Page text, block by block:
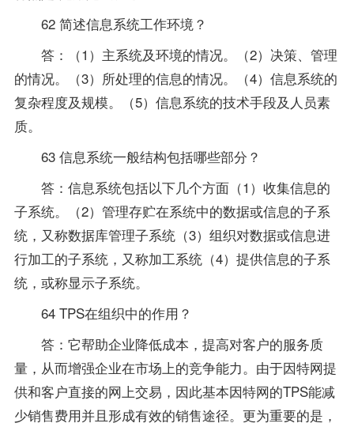
62 简述信息系统工作环境？
答：（1）主系统及环境的情况。（2）决策、管理
的情况。（3）所处理的信息的情况。（4）信息系统的
复杂程度及规模。（5）信息系统的技术手段及人员素
质。
63 信息系统一般结构包括哪些部分？
答：信息系统包括以下几个方面（1）收集信息的
子系统。（2）管理存贮在系统中的数据或信息的子系
统，又称数据库管理子系统（3）组织对数据或信息进
行加工的子系统，又称加工系统（4）提供信息的子系
统，或称显示子系统。
64 TPS在组织中的作用？
答：它帮助企业降低成本，提高对客户的服务质
量，从而增强企业在市场上的竞争能力。由于因特网提
供和客户直接的网上交易，因此基本因特网的TPS能减
少销售费用并且形成有效的销售途径。更为重要的是，